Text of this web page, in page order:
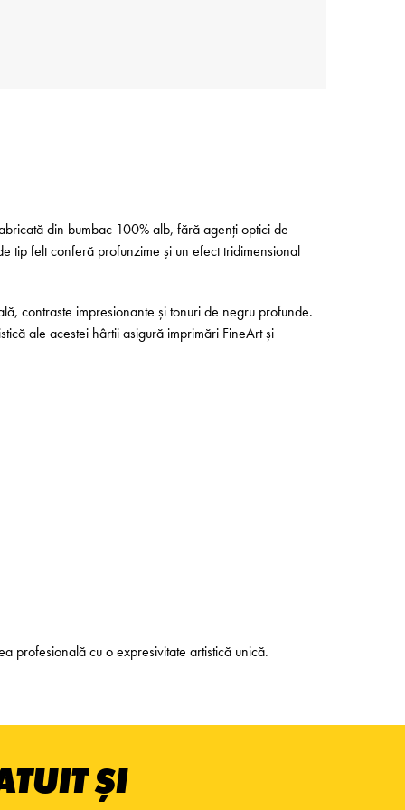
din bumbac 100% alb, fără agenți optici de
tip felt conferă profunzime și un efect tridimensional
contraste impresionante și tonuri de negru profunde.
ale acestei hârtii asigură imprimări FineArt și
profesională cu o expresivitate artistică unică.
ȘI